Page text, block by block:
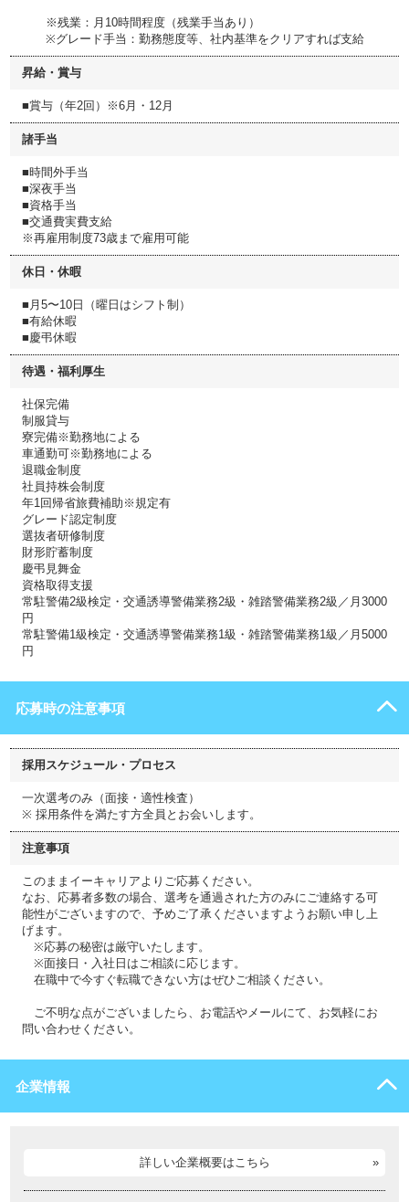
※残業：月10時間程度（残業手当あり）
※グレード手当：勤務態度等、社内基準をクリアすれば支給
昇給・賞与
■賞与（年2回）※6月・12月
諸手当
■時間外手当
■深夜手当
■資格手当
■交通費実費支給
※再雇用制度73歳まで雇用可能
休日・休暇
■月5〜10日（曜日はシフト制）
■有給休暇
■慶弔休暇
待遇・福利厚生
社保完備
制服貸与
寮完備※勤務地による
車通勤可※勤務地による
退職金制度
社員持株会制度
年1回帰省旅費補助※規定有
グレード認定制度
選抜者研修制度
財形貯蓄制度
慶弔見舞金
資格取得支援
常駐警備2級検定・交通誘導警備業務2級・雑踏警備業務2級／月3000
円
常駐警備1級検定・交通誘導警備業務1級・雑踏警備業務1級／月5000
円
応募時の注意事項
採用スケジュール・プロセス
一次選考のみ（面接・適性検査）
※ 採用条件を満たす方全員とお会いします。
注意事項
このままイーキャリアよりご応募ください。
なお、応募者多数の場合、選考を通過された方のみにご連絡する可
能性がございますので、予めご了承くださいますようお願い申し上
げます。
※応募の秘密は厳守いたします。
※面接日・入社日はご相談に応じます。
在職中で今すぐ転職できない方はぜひご相談ください。
ご不明な点がございましたら、お電話やメールにて、お気軽にお
問い合わせください。
企業情報
詳しい企業概要はこちら